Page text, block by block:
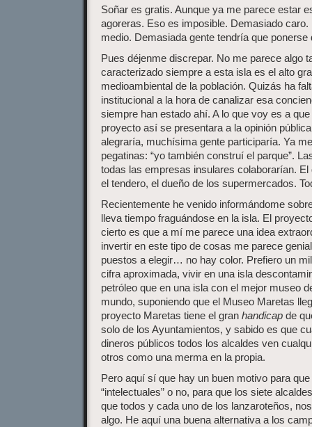
Soñar es gratis. Aunque ya me parece estar
agoreras. Eso es imposible. Demasiado
medio. Demasiada gente tendría que ponerse
Pues déjenme discrepar. No me parece algo
caracterizado siempre a esta isla es el alto
medioambiental de la población. Quizás ha
institucional a la hora de canalizar esa
siempre han estado ahí. A lo que voy es a
proyecto así se presentara a la opinión
alegraría, muchísima gente participaría. Ya
pegatinas: “yo también construí el parque”.
todas las empresas insulares colaborarían. El
el tendero, el dueño de los supermercados.
Recientemente he venido informándome
lleva tiempo fraguándose en la isla. El
cierto es que a mí me parece una idea
invertir en este tipo de cosas me parece
puestos a elegir… no hay color. Prefiero un
cifra aproximada, vivir en una isla
petróleo que en una isla con el mejor museo
mundo, suponiendo que el Museo Maretas
proyecto Maretas tiene el gran handicap de
solo de los Ayuntamientos, y sabido es que
dineros públicos todos los alcaldes ven
otros como una merma en la propia.
Pero aquí sí que hay un buen motivo para
“intelectuales” o no, para que los siete
que todos y cada uno de los lanzaroteños,
algo. He aquí una buena alternativa a los